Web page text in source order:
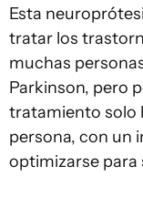
Esta
tratar los
muchas
Parkinson, pero
tratamiento solo
persona, con un
optimizarse para